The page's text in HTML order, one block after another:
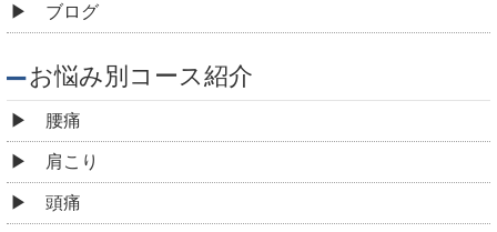
ブログ
お悩み別コース紹介
腰痛
肩こり
頭痛